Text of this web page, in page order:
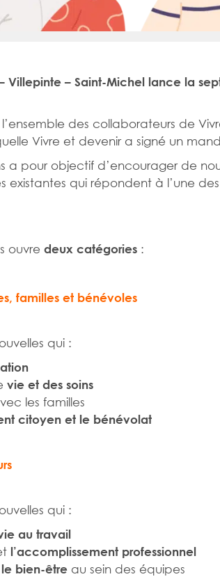
Villepinte – Saint-Michel lance la
des collaborateurs de
Vivre et devenir a signé un
a pour objectif d’encourager de
qui répondent à l’une
ouvre deux catégories :
familles et bénévoles
qui :
vie et des soins
les familles
citoyen et le bénévolat
qui :
au travail
l’accomplissement professionnel
bien-être au sein des équipes